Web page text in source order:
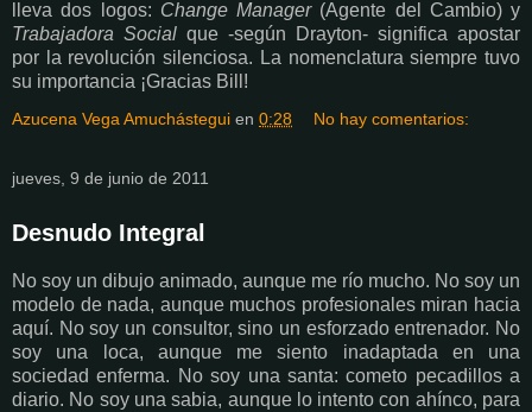
lleva dos logos: Change Manager (Agente del Cambio) y
Trabajadora Social que -según Drayton- significa apostar
por la revolución silenciosa. La nomenclatura siempre tuvo
su importancia ¡Gracias Bill!
Azucena Vega Amuchástegui en 0:28 No hay comentarios:
jueves, 9 de junio de 2011
Desnudo Integral
No soy un dibujo animado, aunque me río mucho. No soy un
modelo de nada, aunque muchos profesionales miran hacia
aquí. No soy un consultor, sino un esforzado entrenador. No
soy una loca, aunque me siento inadaptada en una
sociedad enferma. No soy una santa: cometo pecadillos a
diario. No soy una sabia, aunque lo intento con ahínco, para